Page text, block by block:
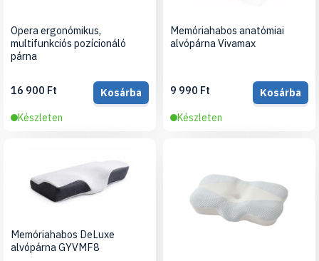
Opera ergonómikus,
multifunkciós pozícionáló
párna
16 900 Ft
Kosárba
Készleten
Memóriahabos anatómiai
alvópárna Vivamax
9 990 Ft
Kosárba
Készleten
Memóriahabos DeLuxe
alvópárna GYVMF8